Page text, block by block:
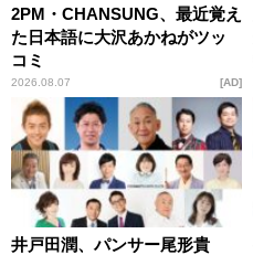
2PM・CHANSUNG、最近覚え
た日本語に大沢あかねがツッ
コミ
2026.08.07 AD
井戸田潤、パンサー尾形貴